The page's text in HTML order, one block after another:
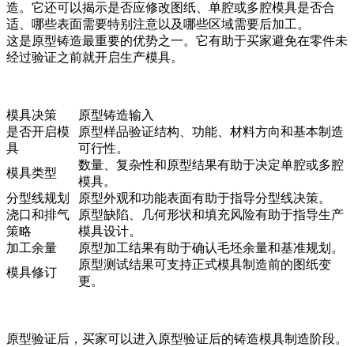
造。它还可以揭示是否应修改图纸、单腔或多腔模具是否合
适、哪些表面需要特别注意以及哪些区域需要后加工。
这是原型铸造最重要的优势之一。它有助于买家避免在零件未
经过验证之前就开启生产模具。
模具决策
原型铸造输入
是否开启模
具
原型样品验证结构、功能、材料方向和基本制造
可行性。
模具类型
数量、复杂性和原型结果有助于决定单腔或多腔
模具。
分型线规划
原型外观和功能表面有助于指导分型线决策。
浇口和排气
策略
原型缺陷、几何形状和填充风险有助于指导生产
模具设计。
加工余量
原型加工结果有助于确认毛坯余量和基准规划。
模具修订
原型测试结果可支持正式模具制造前的图纸变
更。
原型验证后，买家可以进入 原型验证后的铸造模具制造阶段。